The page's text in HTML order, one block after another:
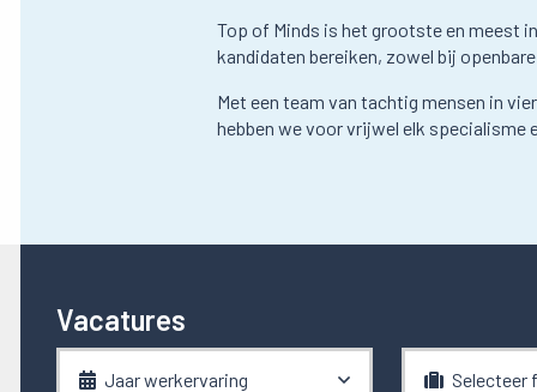
Top of Minds is het grootste en meest
kandidaten bereiken, zowel bij
Met een team van tachtig mensen in
hebben we voor vrijwel elk
Vacatures
Jaar werkervaring Selecteer